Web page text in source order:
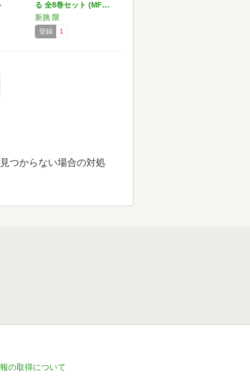
る 全8巻セット (MF…
新挑 限
登録 1
つからない場合の対処
の取得について